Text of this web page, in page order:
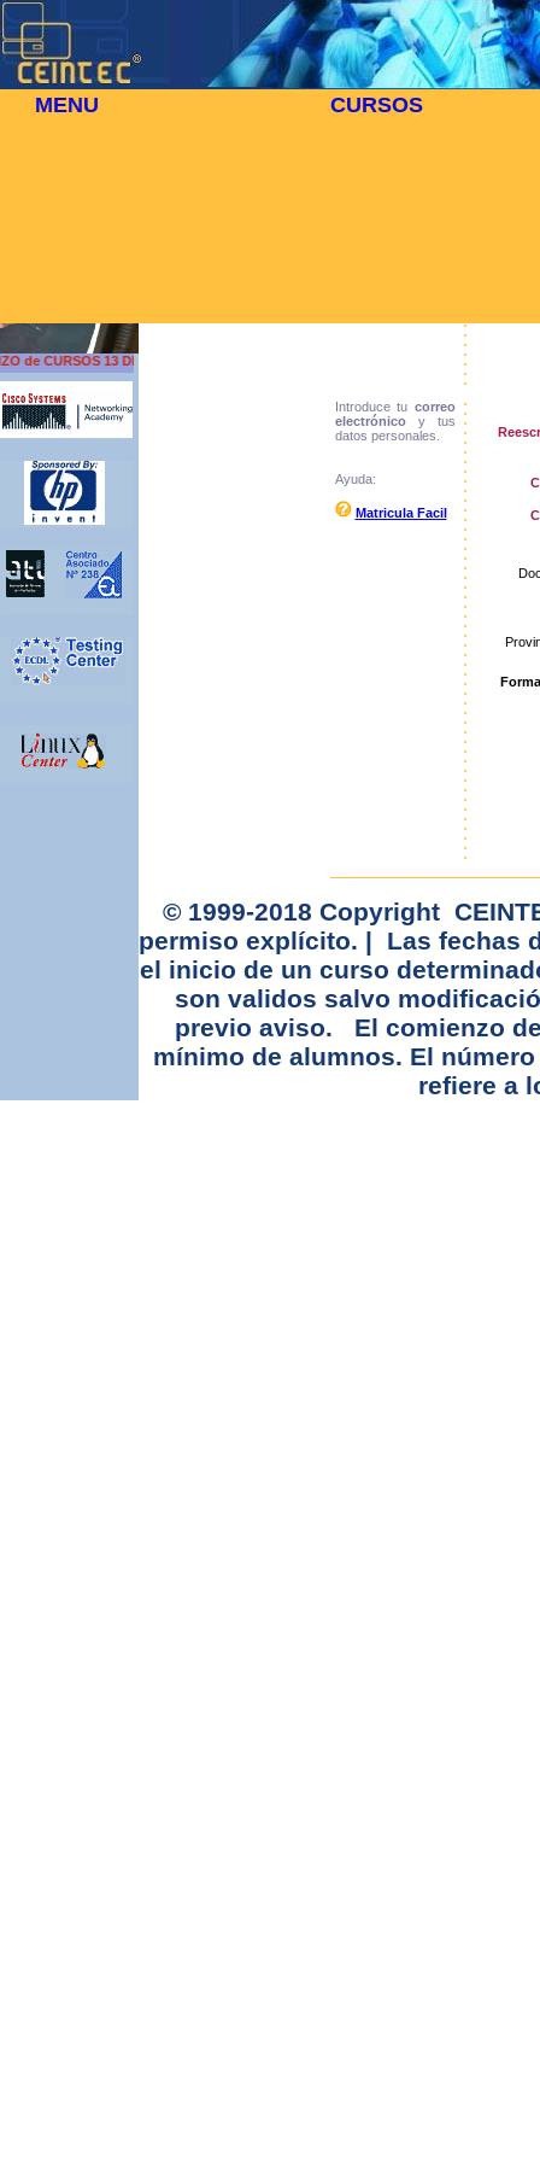
MENU CURSOS
de CURSOS 13 DE AGOSTO
Introduce tu correo
electrónicoy tus
datos personales.
Ayuda:
Matricula Facil
© 1999-2018 Copyright
permiso explícito. | Las fechas
el inicio de un curso
son validos salvo
previo aviso. El comienzo
mínimo de alumnos. El
refiere a